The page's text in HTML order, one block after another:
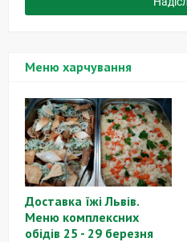
Меню харчування
Доставка їжі Львів.
Меню комплексних
обідів 25 - 29 березня